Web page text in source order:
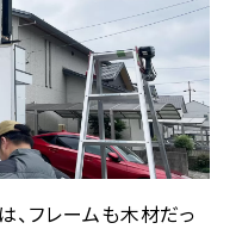
フレームも木材だっ